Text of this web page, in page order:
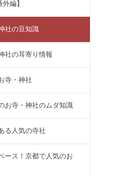
編】
社の豆知識
社の耳寄り情報
寺・神社
お寺・神社のムダ知識
る人気の寺社
ース！京都で人気のお